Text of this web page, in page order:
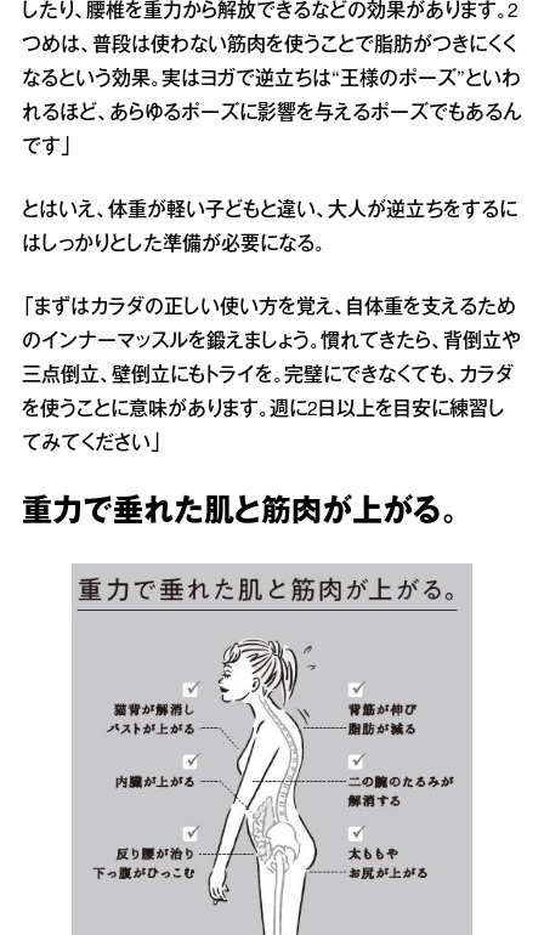
したり、腰椎を重力から解放できるなどの効果があります。2
つめは、普段は使わない筋肉を使うことで脂肪がつきにくく
なるという効果。実はヨガで逆立ちは“王様のポーズ”といわ
れるほど、あらゆるポーズに影響を与えるポーズでもあるん
です」
とはいえ、体重が軽い子どもと違い、大人が逆立ちをするに
はしっかりとした準備が必要になる。
「まずはカラダの正しい使い方を覚え、自体重を支えるため
のインナーマッスルを鍛えましょう。慣れてきたら、背倒立や
三点倒立、壁倒立にもトライを。完璧にできなくても、カラダ
を使うことに意味があります。週に2日以上を目安に練習し
てみてください」
重力で垂れた肌と筋肉が上がる。